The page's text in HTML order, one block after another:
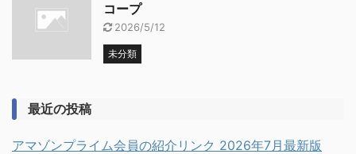
コープ
2026/5/12
未分類
最近の投稿
アマゾンプライム会員の紹介リンク 2026年7月最新版